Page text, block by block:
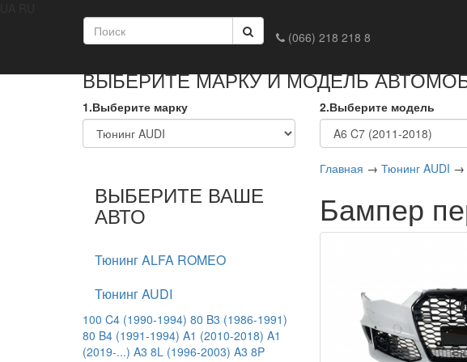
(066) 218 218 8
Доставка и оплата Обмен и возврат Контакты
ВЫБЕРИТЕ МАРКУ И МОДЕЛЬ
1.Выберите марку 2.Выберите модель
ВЫБЕРИТЕ ВАШЕ
АВТО
Тюнинг ALFA ROMEO
Тюнинг AUDI
100 C4 (1990-1994) 80 B3 (1986-1991)
80 B4 (1991-1994) A1 (2010-2018) A1
(2019-...) A3 8L (1996-2003) A3 8P
Главная → Тюнинг AUDI →
Бампер